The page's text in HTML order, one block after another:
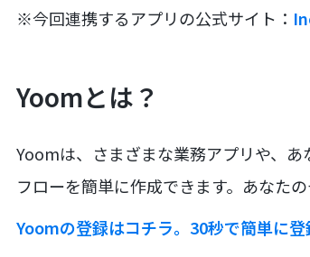
※今回連携するアプリの公式サイト：
Yoomとは？
Yoomは、さまざまな業務アプリや、
フローを簡単に作成できます。あなた
Yoomの登録はコチラ。30秒で簡単に登